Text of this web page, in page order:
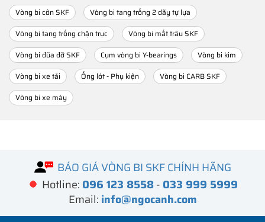
Vòng bi côn SKF
Vòng bi tang trống 2 dãy tự lựa
Vòng bi tang trống chặn trục
Vòng bi mắt trâu SKF
Vòng bi đũa đỡ SKF
Cụm vòng bi Y-bearings
Vòng bi kim
Vòng bi xe tải
Ống lót - Phụ kiện
Vòng bi CARB SKF
Vòng bi xe máy
BÁO GIÁ VÒNG BI SKF CHÍNH HÃNG
Hotline: 096 123 8558- 033 999 5999
Email: info@ngocanh.com